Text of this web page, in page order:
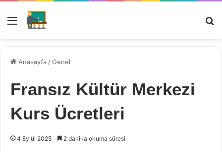
Menü
Anasayfa /Genel
Fransız Kültür Merkezi
Kurs Ücretleri
4 Eylül 2025 2 dakika okuma süresi